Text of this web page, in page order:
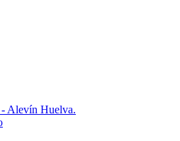
- Alevín Huelva.